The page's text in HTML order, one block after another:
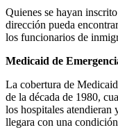
Quienes se hayan
dirección pueda
los funcionarios de
Medicaid de
La cobertura de
de la década de 1980,
los hospitales atendieran
llegara con una